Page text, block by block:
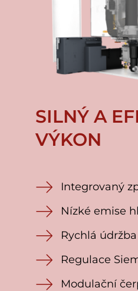
SILNÝ A
VÝKON
Integrovaný
Nízké emise
Rychlá údržba
Regulace
Modulační